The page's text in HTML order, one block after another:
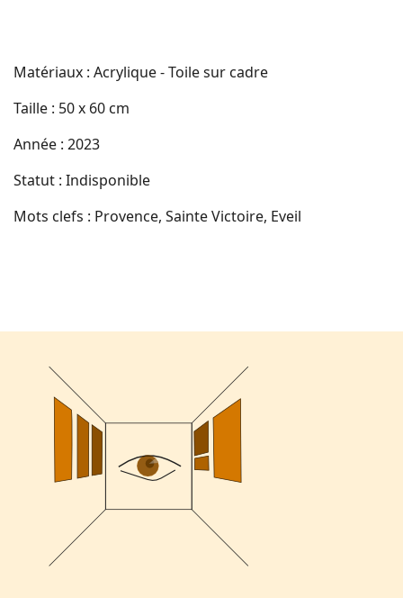
Matériaux : Acrylique - Toile sur cadre
Taille : 50 x 60 cm
Année : 2023
Statut : Indisponible
Mots clefs : Provence, Sainte Victoire, Eveil